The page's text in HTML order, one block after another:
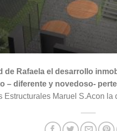
Rafaela el desarrollo
– diferente y novedoso-
Estructurales Maruel S.Acon